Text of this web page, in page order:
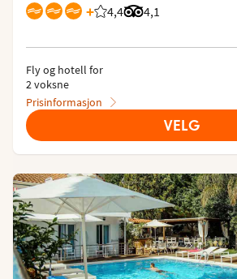
+ 4,4
Vurdering fra Vings
4,1
Vurdering fra
Fly og hotell for
2 voksne
Prisinformasjon
VELG